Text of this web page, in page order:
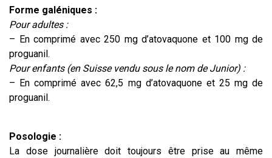
Forme galéniques :
Pour adultes :
– En comprimé avec 250 mg d’atovaquone et 100 mg de
proguanil.
Pour enfants (en Suisse vendu sous le nom de Junior) :
– En comprimé avec 62,5 mg d’atovaquone et 25 mg de
proguanil.
Posologie :
La dose journalière doit toujours être prise au même